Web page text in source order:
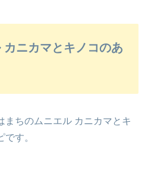
ニカマとキノコのあ
まちのムニエル カニカマとキ
す。